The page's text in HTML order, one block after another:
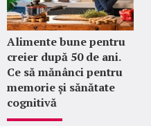
Alimente bune pentru
creier după 50 de ani.
Ce să mănânci pentru
memorie și sănătate
cognitivă